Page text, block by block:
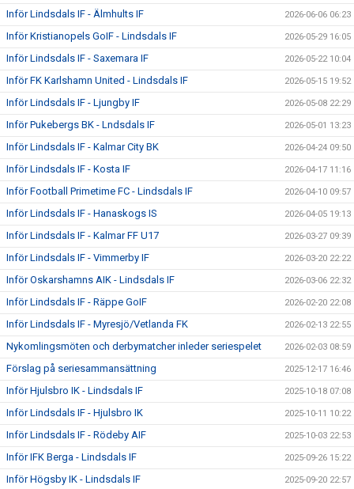
Inför Lindsdals IF - Älmhults IF 2026-06-06 06:23
Inför Kristianopels GoIF - Lindsdals IF 2026-05-29 16:05
Inför Lindsdals IF - Saxemara IF 2026-05-22 10:04
Inför FK Karlshamn United - Lindsdals IF 2026-05-15 19:52
Inför Lindsdals IF - Ljungby IF 2026-05-08 22:29
Inför Pukebergs BK - Lndsdals IF 2026-05-01 13:23
Inför Lindsdals IF - Kalmar City BK 2026-04-24 09:50
Inför Lindsdals IF - Kosta IF 2026-04-17 11:16
Inför Football Primetime FC - Lindsdals IF 2026-04-10 09:57
Inför Lindsdals IF - Hanaskogs IS 2026-04-05 19:13
Inför Lindsdals IF - Kalmar FF U17 2026-03-27 09:39
Inför Lindsdals IF - Vimmerby IF 2026-03-20 22:22
Inför Oskarshamns AIK - Lindsdals IF 2026-03-06 22:32
Inför Lindsdals IF - Räppe GoIF 2026-02-20 22:08
Inför Lindsdals IF - Myresjö/Vetlanda FK 2026-02-13 22:55
Nykomlingsmöten och derbymatcher inleder seriespelet 2026-02-03 08:59
Förslag på seriesammansättning 2025-12-17 16:46
Inför Hjulsbro IK - Lindsdals IF 2025-10-18 07:08
Inför Lindsdals IF - Hjulsbro IK 2025-10-11 10:22
Inför Lindsdals IF - Rödeby AIF 2025-10-03 22:53
Inför IFK Berga - Lindsdals IF 2025-09-26 15:22
Inför Högsby IK - Lindsdals IF 2025-09-20 22:57